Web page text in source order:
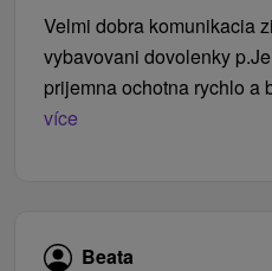
Velmi dobra komunikacia
vybavovani dovolenky
prijemna ochotna rychlo a
více
Beata